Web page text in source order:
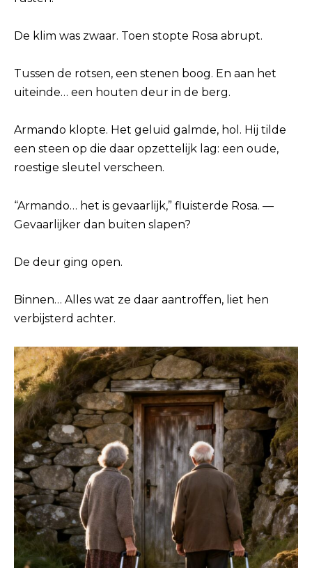
De klim was zwaar. Toen stopte Rosa abrupt.
Tussen de rotsen, een stenen boog. En aan het
uiteinde… een houten deur in de berg.
Armando klopte. Het geluid galmde, hol. Hij tilde
een steen op die daar opzettelijk lag: een oude,
roestige sleutel verscheen.
“Armando… het is gevaarlijk,” fluisterde Rosa. —
Gevaarlijker dan buiten slapen?
De deur ging open.
Binnen… Alles wat ze daar aantroffen, liet hen
verbijsterd achter.